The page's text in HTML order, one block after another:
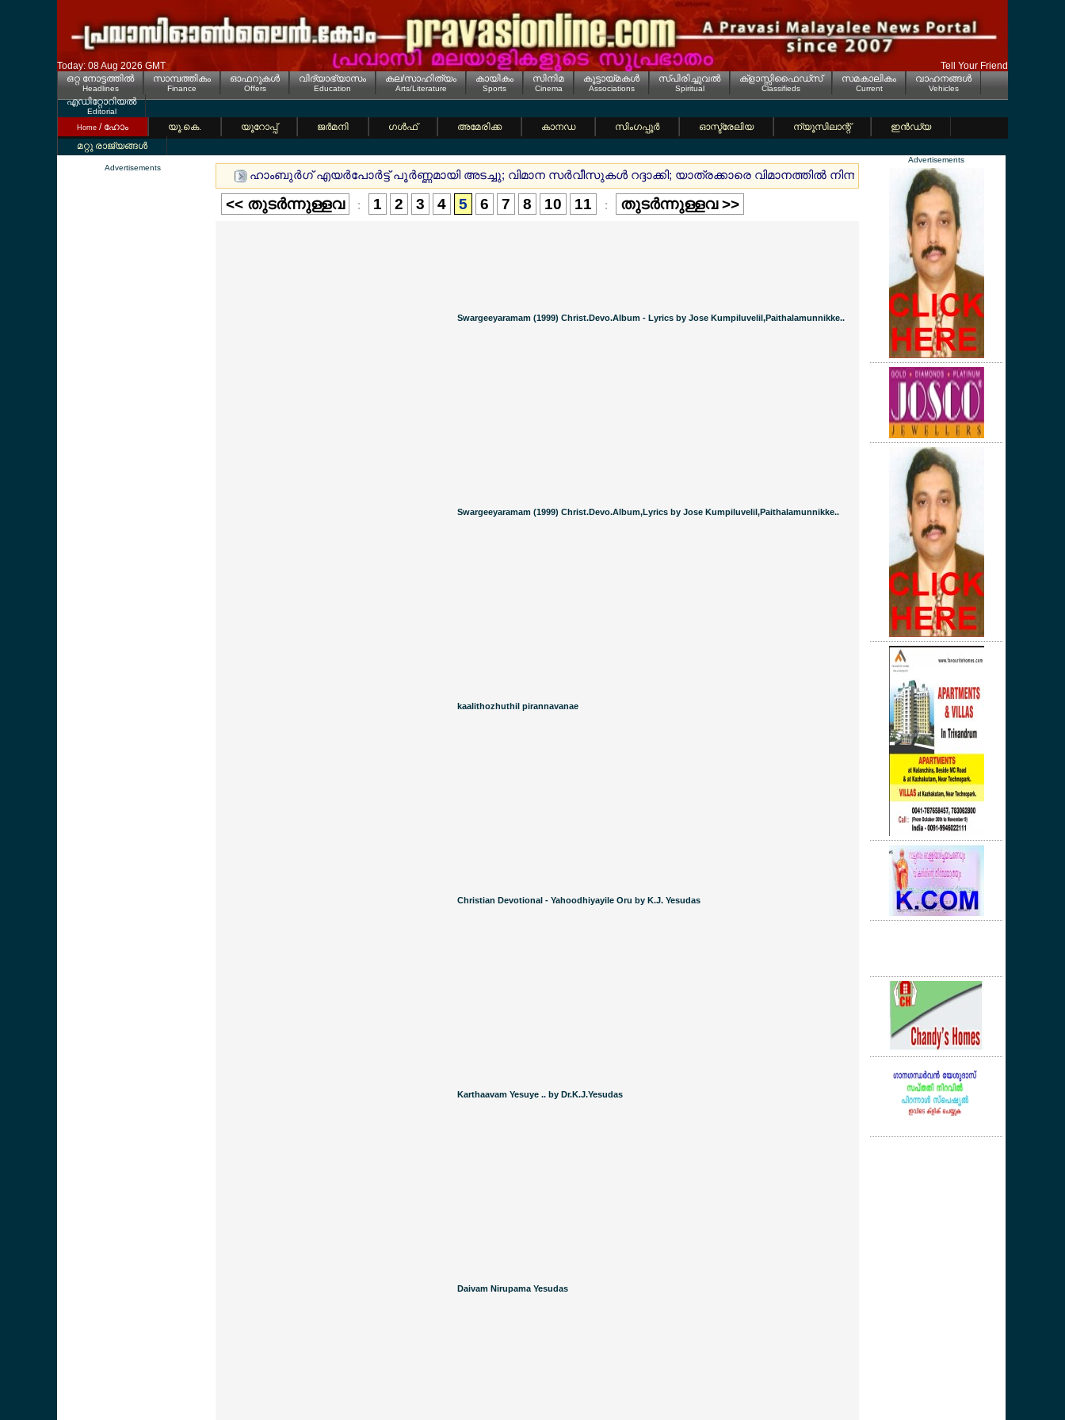
Today: 08 Aug 2026 GMT
Tell Your Friend
ഒറ്റ നോട്ടത്തില്‍
Headlines
സാമ്പത്തികം
Finance
ഓഫറുകള്‍
Offers
വിദ്യാഭ്യാസം
Education
കല/സാഹിത്യം
Arts/Literature
കായികം
Sports
സിനിമ
Cinema
കൂട്ടായ്മകള്‍
Associations
സ്പിരിച്ചുവല്‍
Spiritual
ക്ളാസ്സിഫൈഡ്സ്
Classifieds
സമകാലികം
Current
വാഹനങ്ങള്‍
Vehicles
എഡിറ്റോറിയല്‍
Editorial
Home / ഹോം യൂ.കെ. യൂറോപ്പ് ജര്‍മനി ഗള്‍ഫ് അമേരിക്ക കാനഡ സിംഗപ്പൂര്‍ ഓസ്ട്രേലിയ ന്യൂസിലാന്റ്
ഇന്‍ഡ്യ
മറ്റു രാജ്യങ്ങള്‍
Advertisements
ഹാംബുര്‍ഗ് എയര്‍പോര്‍ട്ട് പൂര്‍ണ്ണമായി അടച്ചു; വിമാന സര്‍വീസുകള്‍ റദ്ദാക്കി; യാത്രക്കാരെ വിമാനത്തില്‍ നിന്നും ഇറക്കി ജര്‍മ്മനിയില്‍ കനത്ത
<< തുടര്‍ന്നുള്ളവ : 1 2 3 4 5 6 7 8 10 11 : തുടര്‍ന്നുള്ളവ >>
Swargeeyaramam (1999) Christ.Devo.Album - Lyrics by Jose Kumpiluvelil,Paithalamunnikke..
Swargeeyaramam (1999) Christ.Devo.Album,Lyrics by Jose Kumpiluvelil,Paithalamunnikke..
kaalithozhuthil pirannavanae
Christian Devotional - Yahoodhiyayile Oru by K.J. Yesudas
Karthaavam Yesuye .. by Dr.K.J.Yesudas
Daivam Nirupama Yesudas
Advertisements